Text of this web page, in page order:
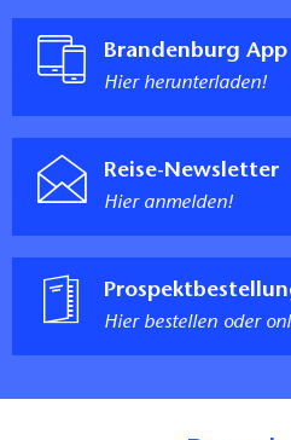
Brandenburg App
Hier herunterladen!
Reise-Newsletter
Hier anmelden!
Hier bestellen oder